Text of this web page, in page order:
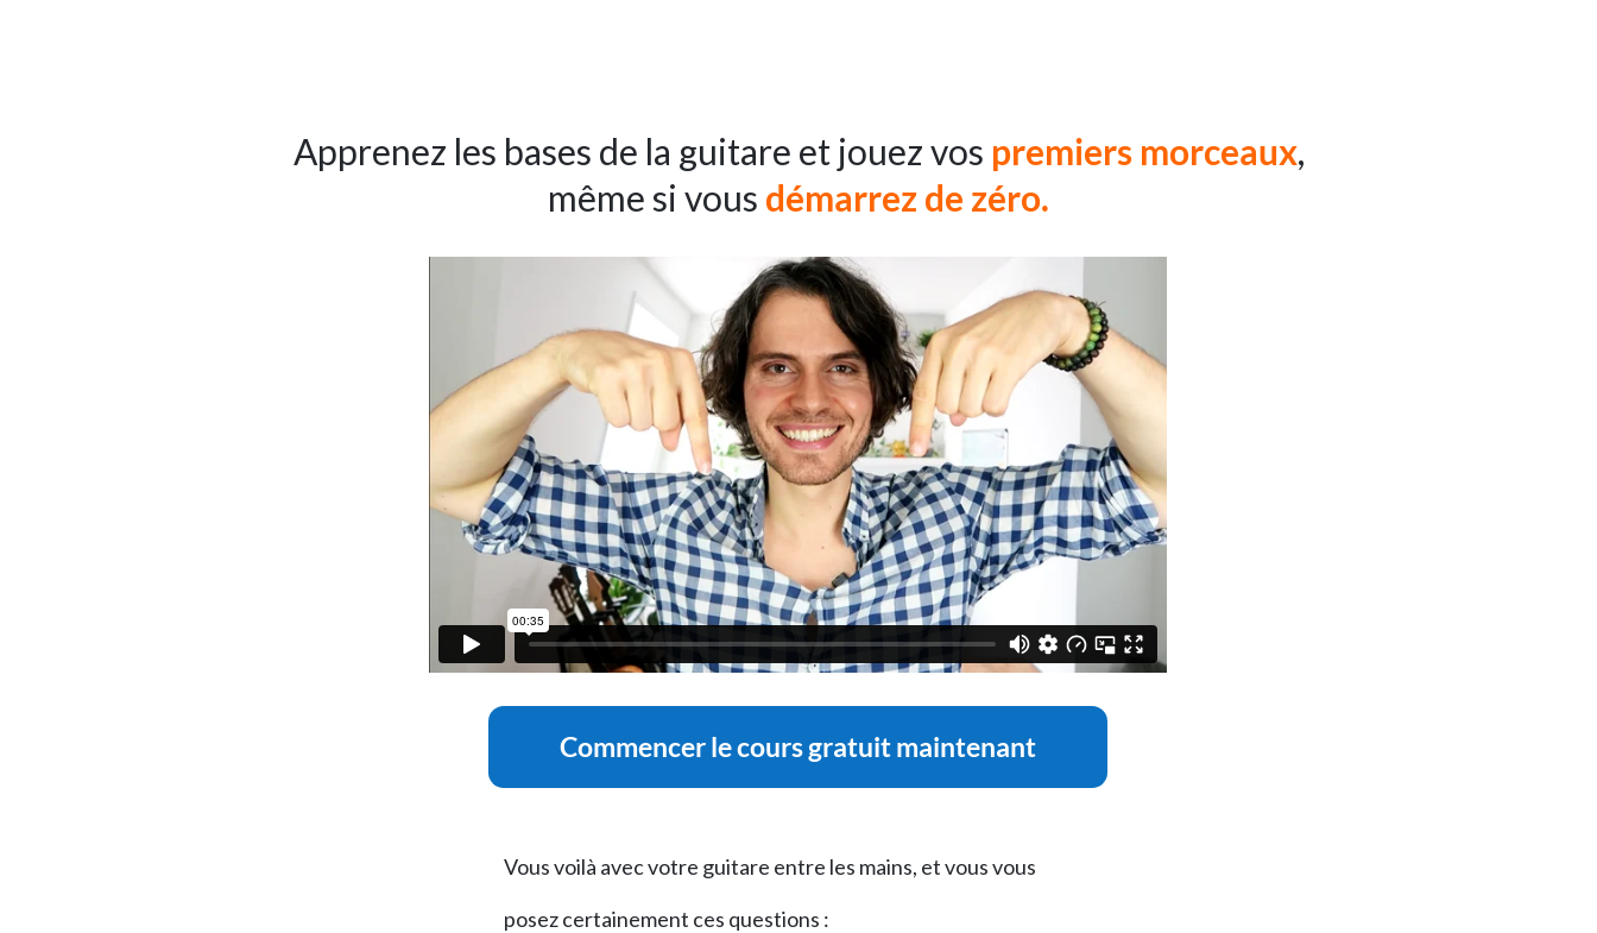
Apprenez les bases de la guitare et jouez vos premiers morceaux,
même si vous démarrez de zéro.
Commencer le cours gratuit maintenant
Vous voilà avec votre guitare entre les mains, et vous vous
posez certainement ces questions :